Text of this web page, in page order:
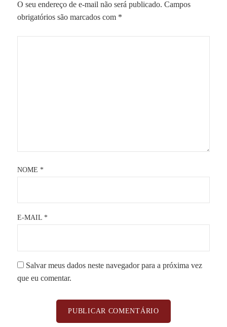
O seu endereço de e-mail não será publicado. Campos
obrigatórios são marcados com *
NOME *
E-MAIL *
Salvar meus dados neste navegador para a próxima vez
que eu comentar.